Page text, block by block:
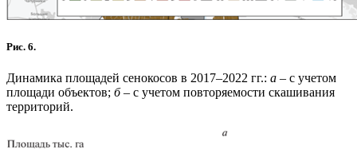
Рис. 6.
Динамика площадей сенокосов в 2017–2022 гг.: а – с учетом
площади объектов; б– с учетом повторяемости скашивания
территорий.